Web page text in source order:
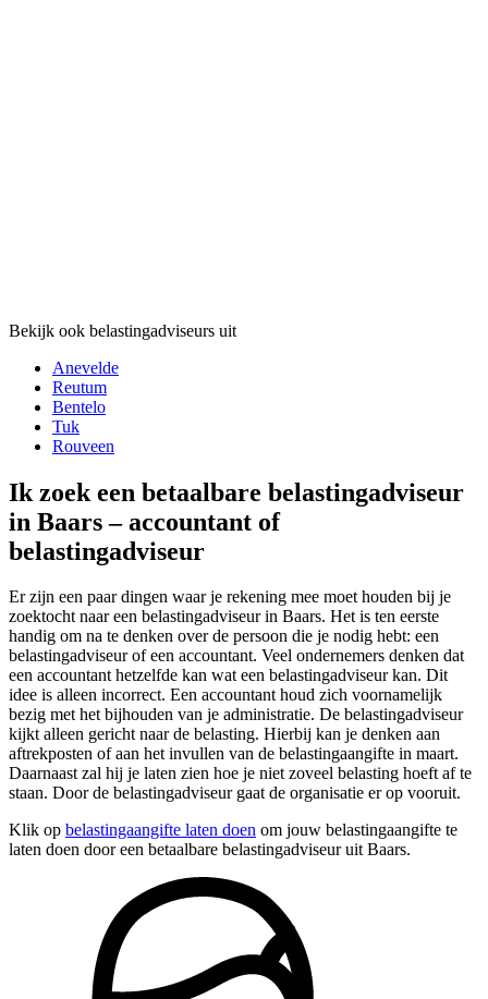
Bekijk ook belastingadviseurs uit
Anevelde
Reutum
Bentelo
Tuk
Rouveen
Ik zoek een betaalbare belastingadviseur
in Baars – accountant of
belastingadviseur
Er zijn een paar dingen waar je rekening mee moet houden bij je
zoektocht naar een belastingadviseur in Baars. Het is ten eerste
handig om na te denken over de persoon die je nodig hebt: een
belastingadviseur of een accountant. Veel ondernemers denken dat
een accountant hetzelfde kan wat een belastingadviseur kan. Dit
idee is alleen incorrect. Een accountant houd zich voornamelijk
bezig met het bijhouden van je administratie. De belastingadviseur
kijkt alleen gericht naar de belasting. Hierbij kan je denken aan
aftrekposten of aan het invullen van de belastingaangifte in maart.
Daarnaast zal hij je laten zien hoe je niet zoveel belasting hoeft af te
staan. Door de belastingadviseur gaat de organisatie er op vooruit.
Klik op belastingaangifte laten doen om jouw belastingaangifte te
laten doen door een betaalbare belastingadviseur uit Baars.